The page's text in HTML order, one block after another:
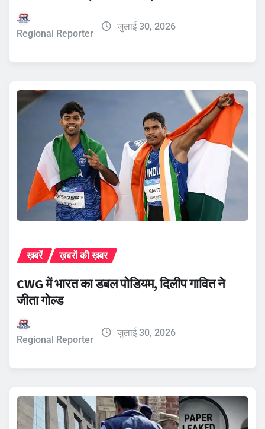
Regional Reporter
जुलाई 30, 2026
ख़बरें ख़बरों की ख़बर
CWG में भारत का डबल पोडियम, दिलीप गावित ने
जीता गोल्ड
Regional Reporter
जुलाई 30, 2026